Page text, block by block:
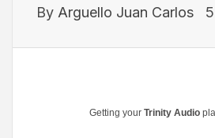
By Arguello Juan Carlos
Getting your Trinity Audio